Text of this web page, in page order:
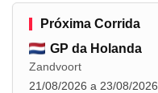
Próxima Corrida
GP da Holanda
Zandvoort
21/08/2026 a 23/08/2026